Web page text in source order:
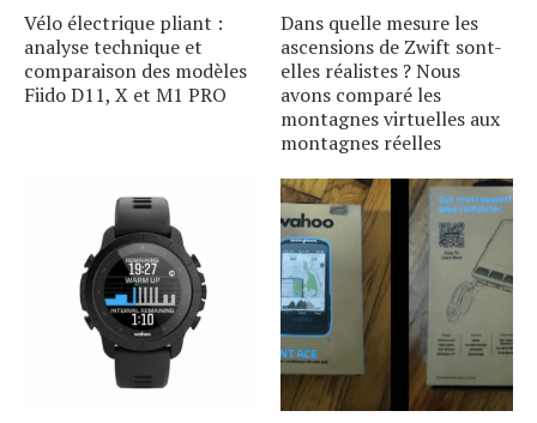
Vélo électrique pliant :
analyse technique et
comparaison des modèles
Fiido D11, X et M1 PRO
Dans quelle mesure les
ascensions de Zwift sont-
elles réalistes ? Nous
avons comparé les
montagnes virtuelles aux
montagnes réelles